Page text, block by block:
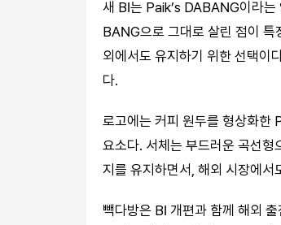
새 BI는 Paik’s DABANG이라
BANG으로 그대로 살린 점이 특
외에서도 유지하기 위한 선택이
다.
로고에는 커피 원두를 형상화한
요소다. 서체는 부드러운 곡선형
지를 유지하면서, 해외 시장에서
빽다방은 BI 개편과 함께 해외